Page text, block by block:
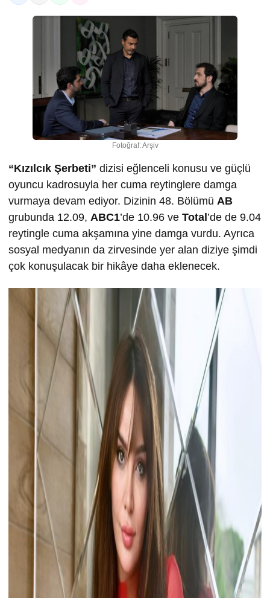
Fotoğraf: Arşiv
“Kızılcık Şerbeti” dizisi eğlenceli konusu ve güçlü
oyuncu kadrosuyla her cuma reytinglere damga
vurmaya devam ediyor. Dizinin 48. Bölümü AB
grubunda 12.09, ABC1’de 10.96 ve Total ’de de 9.04
reytingle cuma akşamına yine damga vurdu. Ayrıca
sosyal medyanın da zirvesinde yer alan diziye şimdi
çok konuşulacak bir hikâye daha eklenecek.